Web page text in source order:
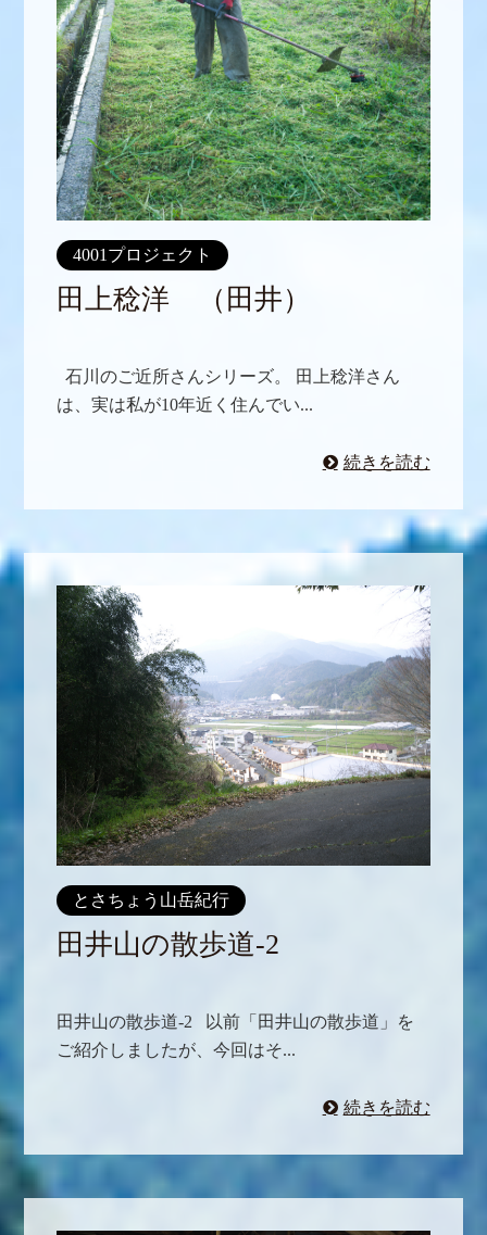
4001プロジェクト
田上稔洋 （田井）
石川のご近所さんシリーズ。 田上稔洋さん
は、実は私が10年近く住んでい...
続きを読む
とさちょう山岳紀行
田井山の散歩道-2
田井山の散歩道-2 以前「田井山の散歩道」を
ご紹介しましたが、今回はそ...
続きを読む